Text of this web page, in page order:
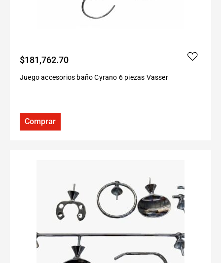
$181,762.70
Juego accesorios baño Cyrano 6 piezas Vasser
Comprar